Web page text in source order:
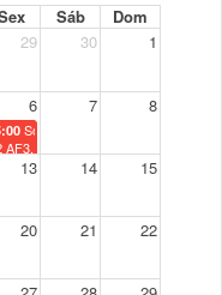
Sáb
Dom
29 30 1
6 7 8
Sociology of Work - Época
AF3, F2 AF4
AF3;F2 AF4
13 14 15
20 21 22